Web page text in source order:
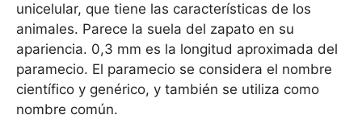
unicelular, que tiene las características de los
animales. Parece la suela del zapato en su
apariencia. 0,3 mm es la longitud aproximada del
paramecio. El paramecio se considera el nombre
científico y genérico, y también se utiliza como
nombre común.